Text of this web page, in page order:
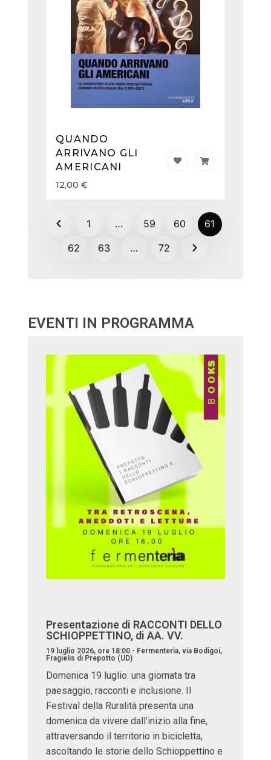
QUANDO
ARRIVANO GLI
AMERICANI
12,00 €
1 … 59 60
61
62
63 … 72
EVENTI IN PROGRAMMA
Presentazione di RACCONTI DELLO
SCHIOPPETTINO, di AA. VV.
19 luglio 2026, ore 18:00 - Fermenteria, via Bodigoi,
Fragielis di Prepotto (UD)
Domenica 19 luglio: una giornata tra
paesaggio, racconti e inclusione. Il
Festival della Ruralità presenta una
domenica da vivere dall’inizio alla fine,
attraversando il territorio in bicicletta,
ascoltando le storie dello Schioppettino e